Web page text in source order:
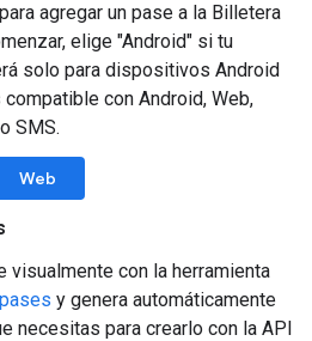
agregar un pase a la Billetera
elige "Android" si tu
solo para dispositivos Android
con Android, Web,
SMS.
Web
visualmente con la herramienta
y genera automáticamente
necesitas para crearlo con la API